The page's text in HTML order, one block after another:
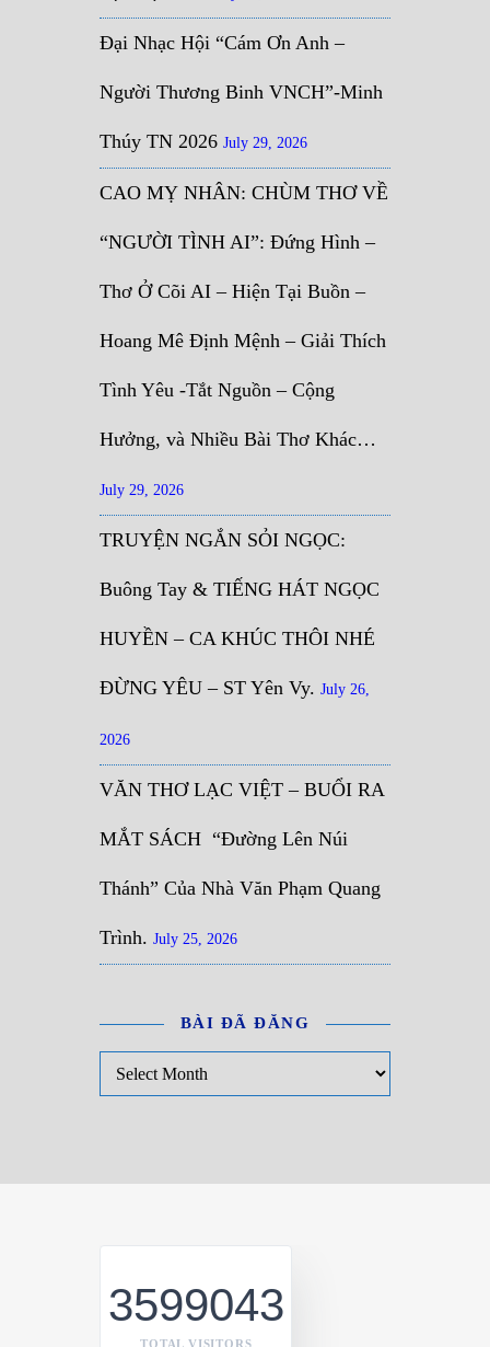
Đại Nhạc Hội “Cám Ơn Anh –
Người Thương Binh VNCH”-Minh
Thúy TN 2026 July 29, 2026
CAO MỴ NHÂN: CHÙM THƠ VỀ
“NGƯỜI TÌNH AI”: Đứng Hình –
Thơ Ở Cõi AI – Hiện Tại Buồn –
Hoang Mê Định Mệnh – Giải Thích
Tình Yêu -Tắt Nguồn – Cộng
Hưởng, và Nhiều Bài Thơ Khác…
July 29, 2026
TRUYỆN NGẮN SỎI NGỌC:
Buông Tay & TIẾNG HÁT NGỌC
HUYỀN – CA KHÚC THÔI NHÉ
ĐỪNG YÊU – ST Yên Vy. July 26,
2026
VĂN THƠ LẠC VIỆT – BUỔI RA
MẮT SÁCH “Đường Lên Núi
Thánh” Của Nhà Văn Phạm Quang
Trình. July 25, 2026
BÀI ĐÃ ĐĂNG
3599043
TOTAL VISITORS